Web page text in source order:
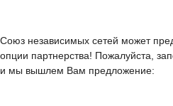
Союз независимых сетей может
опции партнерства! Пожалуйста,
и мы вышлем Вам предложение: